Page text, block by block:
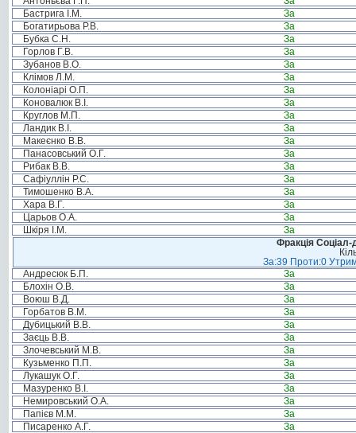
Бастрига І.М.
За
Богатирьова Р.В.
За
Бубка С.Н.
За
Горлов Г.В.
За
Зубанов В.О.
За
Клімов Л.М.
За
Колоніарі О.П.
За
Коновалюк В.І.
За
Круглов М.П.
За
Ландик В.І.
За
Макеєнко В.В.
За
Панасовський О.Г.
За
Рибак В.В.
За
Сафіуллін Р.С.
За
Тимошенко В.А.
За
Хара В.Г.
За
Царьов О.А.
За
Шкіря І.М.
За
Фракція Соціал-
За:39 Проти:0
Андресюк Б.П.
За
Блохін О.В.
За
Воюш В.Д.
За
Горбатов В.М.
За
Дубицький В.В.
За
Заєць В.В.
За
Злочевський М.В.
За
Кузьменко П.П.
За
Лукашук О.Г.
За
Мазуренко В.І.
За
Немировський О.А.
За
Папієв М.М.
За
Писаренко А.Г.
За